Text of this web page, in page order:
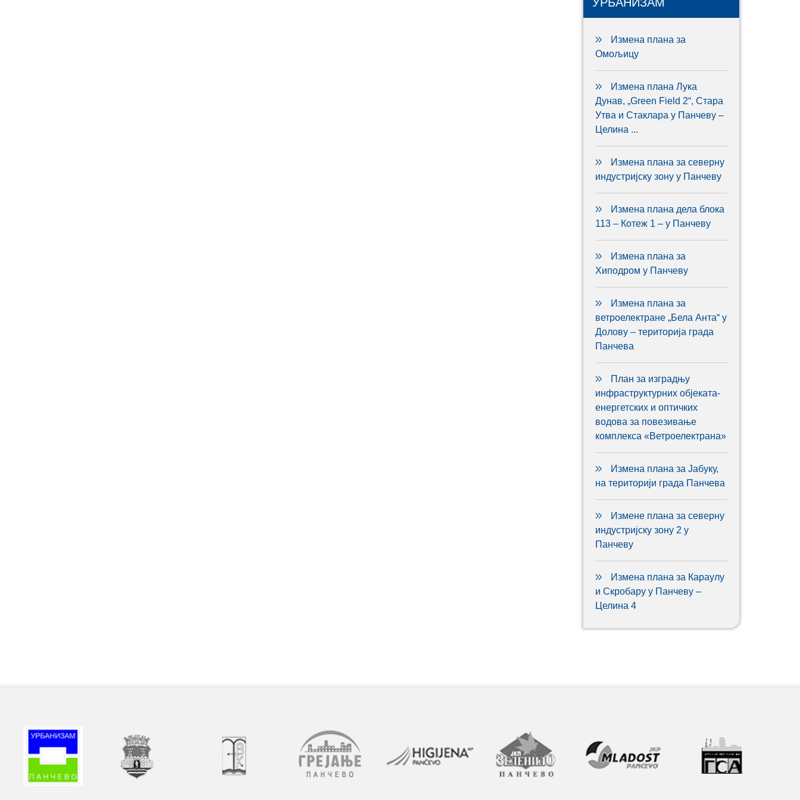
Измена плана за
Омољицу
Измена плана Лука
Дунав, „Green Field 2“, Стара
Утва и Стаклара у Панчеву –
Целина ...
Измена плана за северну
индустријску зону у Панчеву
Измена плана дела блока
113 – Котеж 1 – у Панчеву
Измена плана за
Хиподром у Панчеву
Измена плана за
ветроелектране „Бела Анта“ у
Долову – територија града
Панчева
План за изградњу
инфраструктурних објеката-
енергетских и оптичких
водова за повезивање
комплекса «Ветроелектрана»
Измена плана за Јабуку,
на територији града Панчева
Измене плана за северну
индустријску зону 2 у
Панчеву
Измена плана за Караулу
и Скробару у Панчеву –
Целина 4